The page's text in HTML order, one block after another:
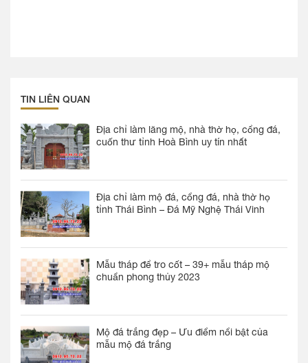
TIN LIÊN QUAN
Địa chỉ làm lăng mộ, nhà thờ họ, cổng đá,
cuốn thư tỉnh Hoà Bình uy tín nhất
Địa chỉ làm mộ đá, cổng đá, nhà thờ họ
tỉnh Thái Bình – Đá Mỹ Nghệ Thái Vinh
Mẫu tháp để tro cốt – 39+ mẫu tháp mộ
chuẩn phong thủy 2023
Mộ đá trắng đẹp – Ưu điểm nổi bật của
mẫu mộ đá trắng